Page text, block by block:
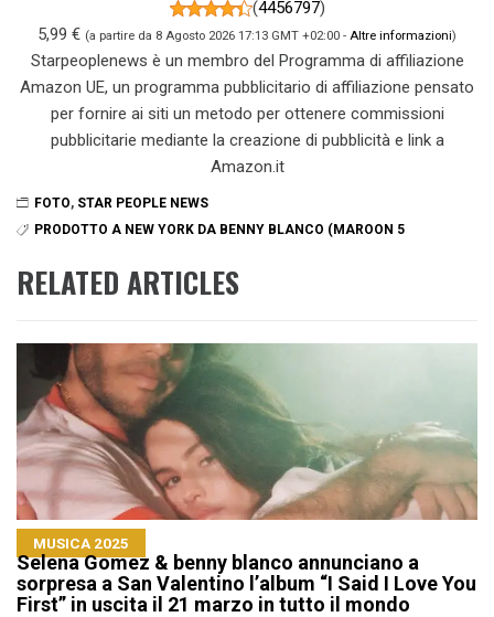
(4456797)
5,99 € (a partire da 8 Agosto 2026 17:13 GMT +02:00 - Altre informazioni)
Starpeoplenews è un membro del Programma di affiliazione
Amazon UE, un programma pubblicitario di affiliazione pensato
per fornire ai siti un metodo per ottenere commissioni
pubblicitarie mediante la creazione di pubblicità e link a
Amazon.it
FOTO, STAR PEOPLE NEWS
PRODOTTO A NEW YORK DA BENNY BLANCO (MAROON 5
RELATED ARTICLES
MUSICA 2025
Selena Gomez & benny blanco annunciano a
sorpresa a San Valentino l’album “I Said I Love You
First” in uscita il 21 marzo in tutto il mondo